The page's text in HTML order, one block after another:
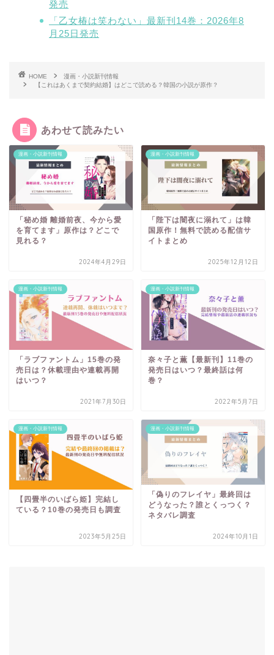
発売
「乙女椿は笑わない」最新刊14巻：2026年8
月25日発売
HOME
漫画・小説新刊情報
【これはあくまで契約結婚】はどこで読める？韓国の小説が原作？
あわせて読みたい
漫画・小説新刊情報
「秘め婚 離婚前夜、今から愛
を育てます」原作は？どこで
見れる？
2024年4月29日
漫画・小説新刊情報
「陛下は闇夜に溺れて」は韓
国原作！無料で読める配信サ
イトまとめ
2025年12月12日
漫画・小説新刊情報
「ラブファントム」15巻の発
売日は？休載理由や連載再開
はいつ？
2021年7月30日
漫画・小説新刊情報
奈々子と薫【最新刊】11巻の
発売日はいつ？最終話は何
巻？
2022年5月7日
漫画・小説新刊情報
【四畳半のいばら姫】完結し
ている？10巻の発売日も調査
2023年5月25日
漫画・小説新刊情報
「偽りのフレイヤ」最終回は
どうなった？誰とくっつく？
ネタバレ調査
2024年10月1日